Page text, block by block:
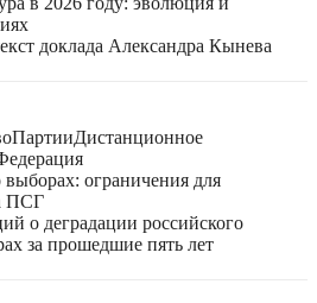
доклада Александра Кынева
ПартииДистанционное
ограничения для
ПСГ
о деградации российского
за прошедшие пять лет